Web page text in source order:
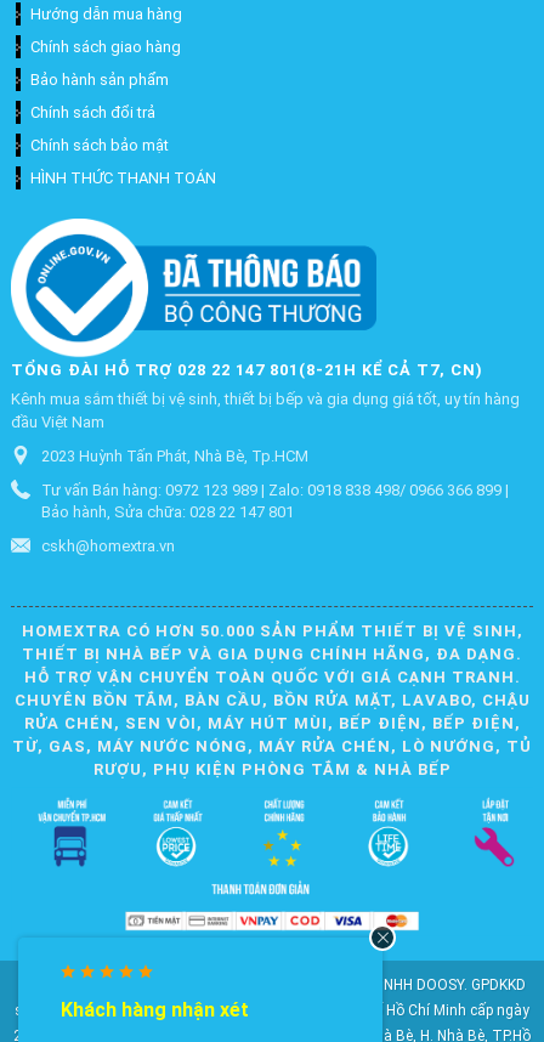
Hướng dẫn mua hàng
Chính sách giao hàng
Bảo hành sản phẩm
Chính sách đổi trả
Chính sách bảo mật
HÌNH THỨC THANH TOÁN
TỔNG ĐÀI HỖ TRỢ 028 22 147 801(8-21H KỂ CẢ T7, CN)
Kênh mua sắm thiết bị vệ sinh, thiết bị bếp và gia dụng giá tốt, uy tín hàng
đầu Việt Nam
2023 Huỳnh Tấn Phát, Nhà Bè, Tp.HCM
Tư vấn Bán hàng: 0972 123 989 | Zalo: 0918 838 498/ 0966 366 899 |
Bảo hành, Sửa chữa: 028 22 147 801
cskh@homextra.vn
HOMEXTRA CÓ HƠN 50.000 SẢN PHẨM THIẾT BỊ VỆ SINH,
THIẾT BỊ NHÀ BẾP VÀ GIA DỤNG CHÍNH HÃNG, ĐA DẠNG.
HỖ TRỢ VẬN CHUYỂN TOÀN QUỐC VỚI GIÁ CẠNH TRANH.
CHUYÊN BỒN TẮM, BÀN CẦU, BỒN RỬA MẶT, LAVABO, CHẬU
RỬA CHÉN, SEN VÒI, MÁY HÚT MÙI, BẾP ĐIỆN, BẾP ĐIỆN,
TỪ, GAS, MÁY NƯỚC NÓNG, MÁY RỬA CHÉN, LÒ NƯỚNG, TỦ
RƯỢU, PHỤ KIỆN PHÒNG TẮM & NHÀ BẾP
© 2010-2025 Bản quyền nội dung thuộc về CÔNG TY TNHH DOOSY. GPDKKD
số: 0311.807.893 do Sở Kế hoạch và Đầu tư Thành phố Hồ Chí Minh cấp ngày
28/05/2012. Địa chỉ: 2023 Huỳnh Tấn Phát, KP6, TT. Nhà Bè, H. Nhà Bè, TP.Hồ
Khách hàng nhận xét